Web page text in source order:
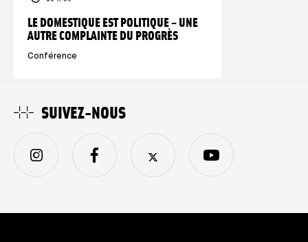
LE DOMESTIQUE EST POLITIQUE – UNE
AUTRE COMPLAINTE DU PROGRÈS
Conférence
SUIVEZ-NOUS